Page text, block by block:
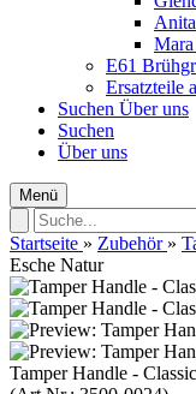
E61
Ersatzteile
Suchen Über uns
Suchen
Über uns
Menü
Startseite » Zubehör »
Esche Natur
Tamper Handle -